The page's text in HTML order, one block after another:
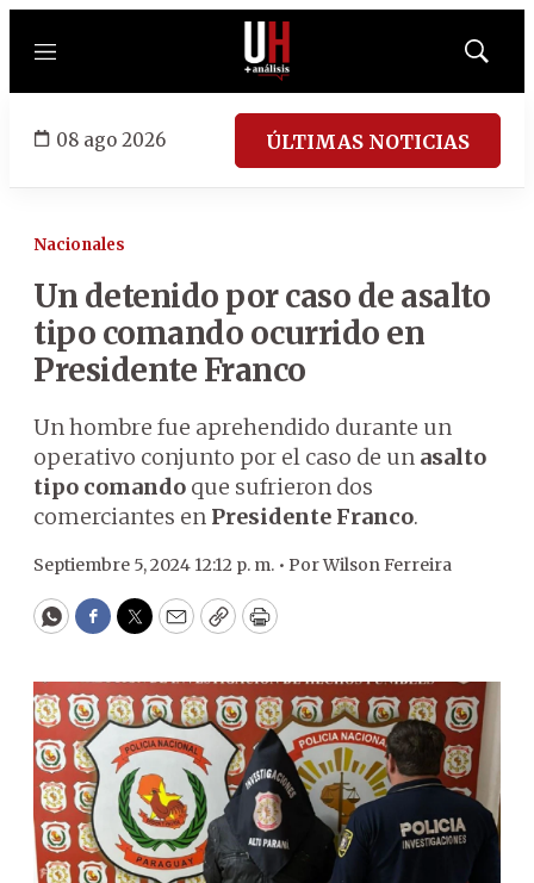
Menú
Mostrar
08 ago 2026 ÚLTIMAS NOTICIAS
Nacionales
Un detenido por caso de asalto
tipo comando ocurrido en
Presidente Franco
Un hombre fue aprehendido durante un
operativo conjunto por el caso de un asalto
tipo comando que sufrieron dos
comerciantes en Presidente Franco.
Septiembre 5, 2024 12:12 p. m. • PorWilson Ferreira
WhatsApp
Facebook
Twitter
EmailCopyPrint